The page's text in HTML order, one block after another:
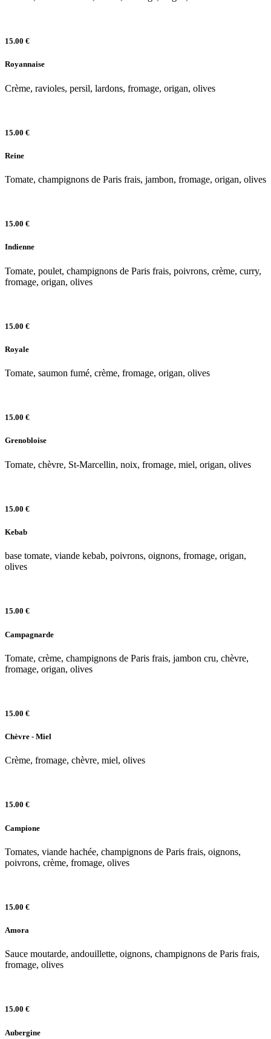
15.00 €
Royannaise
Crème, ravioles, persil, lardons, fromage, origan, olives
15.00 €
Reine
Tomate, champignons de Paris frais, jambon, fromage, origan, olives
15.00 €
Indienne
Tomate, poulet, champignons de Paris frais, poivrons, crème, curry,
fromage, origan, olives
15.00 €
Royale
Tomate, saumon fumé, crème, fromage, origan, olives
15.00 €
Grenobloise
Tomate, chèvre, St-Marcellin, noix, fromage, miel, origan, olives
15.00 €
Kebab
base tomate, viande kebab, poivrons, oignons, fromage, origan,
olives
15.00 €
Campagnarde
Tomate, crème, champignons de Paris frais, jambon cru, chèvre,
fromage, origan, olives
15.00 €
Chèvre - Miel
Crème, fromage, chèvre, miel, olives
15.00 €
Campione
Tomates, viande hachée, champignons de Paris frais, oignons,
poivrons, crème, fromage, olives
15.00 €
Amora
Sauce moutarde, andouillette, oignons, champignons de Paris frais,
fromage, olives
15.00 €
Aubergine